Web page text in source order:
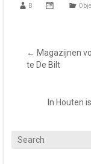
B
← Magazijnen
te De Bilt
In Houten